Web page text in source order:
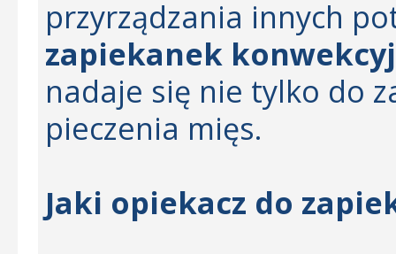
przyrządzania innych
zapiekanek
nadaje się nie tylko do
pieczenia mięs.
Jaki opiekacz do